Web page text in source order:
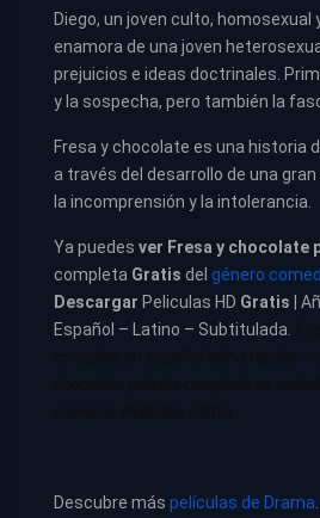
Diego, un joven culto, homosexual
enamora de una joven
prejuicios e ideas doctrinales.
y la sospecha, pero también la
Fresa y chocolate es una historia
a través del desarrollo de una
la incomprensión y la intolerancia.
Ya puedes ver Fresa y chocolate
completa Gratis del género
Descargar Peliculas HD Gratis |
Español – Latino – Subtitulada.
Descubre más películas de Drama